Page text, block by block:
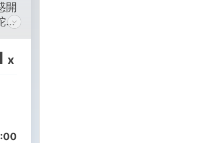
開
同
獸
自
x